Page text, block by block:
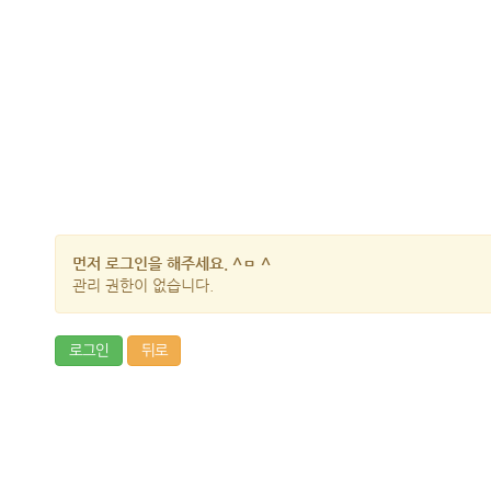
먼저 로그인을 해주세요. ^ㅁ ^
관리 권한이 없습니다.
로그인 뒤로